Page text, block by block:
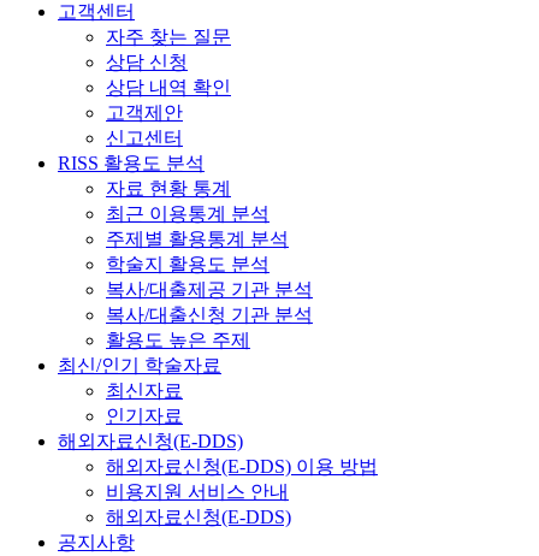
고객센터
자주 찾는 질문
상담 신청
상담 내역 확인
고객제안
신고센터
RISS 활용도 분석
자료 현황 통계
최근 이용통계 분석
주제별 활용통계 분석
학술지 활용도 분석
복사/대출제공 기관 분석
복사/대출신청 기관 분석
활용도 높은 주제
최신/인기 학술자료
최신자료
인기자료
해외자료신청(E-DDS)
해외자료신청(E-DDS) 이용 방법
비용지원 서비스 안내
해외자료신청(E-DDS)
공지사항